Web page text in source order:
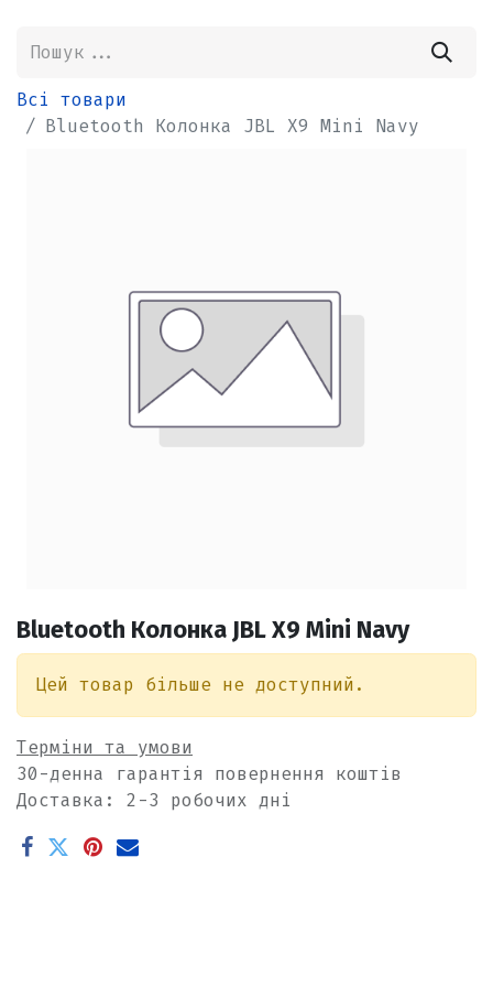
Всі товари
Bluetooth Колонка JBL X9 Mini Navy
Bluetooth Колонка JBL X9 Mini Navy
Цей товар більше не доступний.
Терміни та умови
30-денна гарантія повернення коштів
Доставка: 2-3 робочих дні